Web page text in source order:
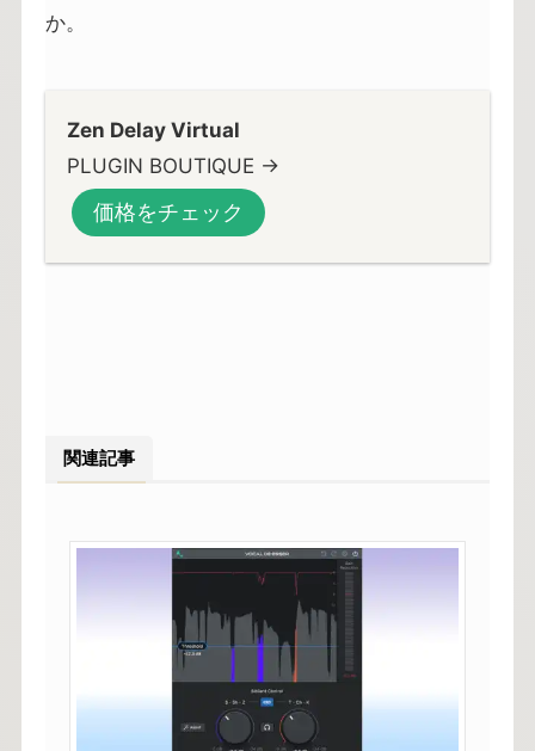
か。
Zen Delay Virtual
PLUGIN BOUTIQUE →
価格をチェック
関連記事